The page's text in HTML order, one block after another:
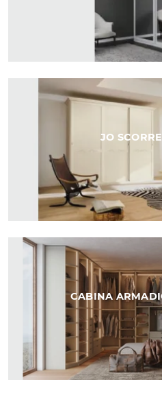
JO
CABINA